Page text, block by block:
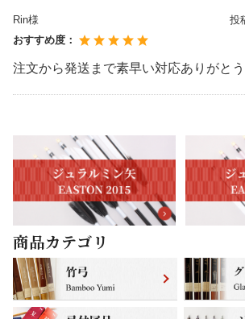
Rin様 投
おすすめ度：
注文から発送まで素早い対応ありがとう
商品カテゴリ